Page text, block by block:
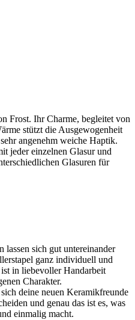
Frost. Ihr Charme, begleitet von
stützt die Ausgewogenheit
angenehm weiche Haptik.
jeder einzelnen Glasur und
Glasuren für
lassen sich gut untereinander
ganz individuell und
in liebevoller Handarbeit
Charakter.
deine neuen Keramikfreunde
und genau das ist es, was
einmalig macht.